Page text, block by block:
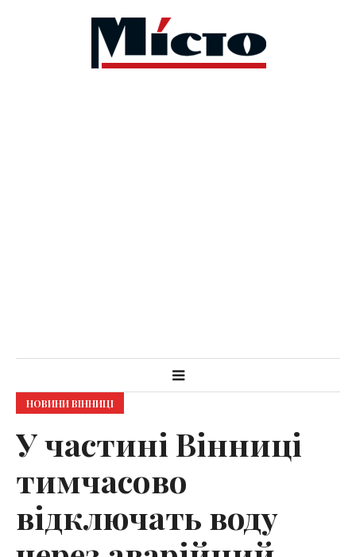
НОВИНИ ВІННИЦІ
У частині Вінниці
тимчасово
відключать воду